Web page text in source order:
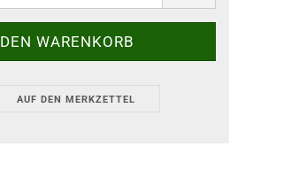
AUF DEN MERKZETTEL